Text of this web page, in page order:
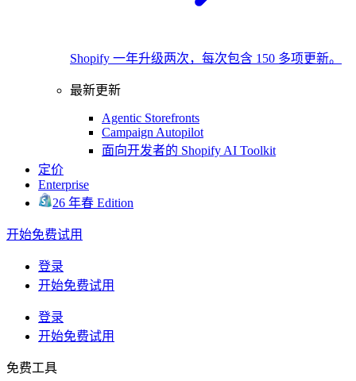
Shopify 一年升级两次，每次包含 150 多项更新。
最新更新
Agentic Storefronts
Campaign Autopilot
面向开发者的 Shopify AI Toolkit
定价
Enterprise
26 年春 Edition
开始免费试用
登录
开始免费试用
登录
开始免费试用
免费工具